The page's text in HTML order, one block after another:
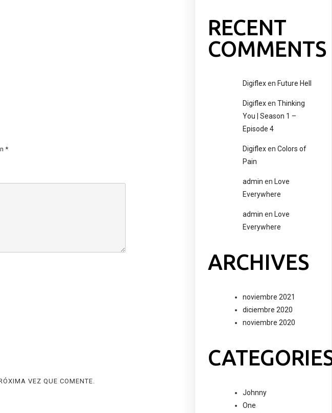
*
VEZ QUE COMENTE.
RECENT
COMMENTS
Digiflexen Future Hell
DigiflexenThinking
You | Season 1 –
Episode 4
DigiflexenColors of
Pain
admin en Love
Everywhere
admin en Love
Everywhere
ARCHIVES
noviembre 2021
diciembre 2020
noviembre 2020
Johnny
One